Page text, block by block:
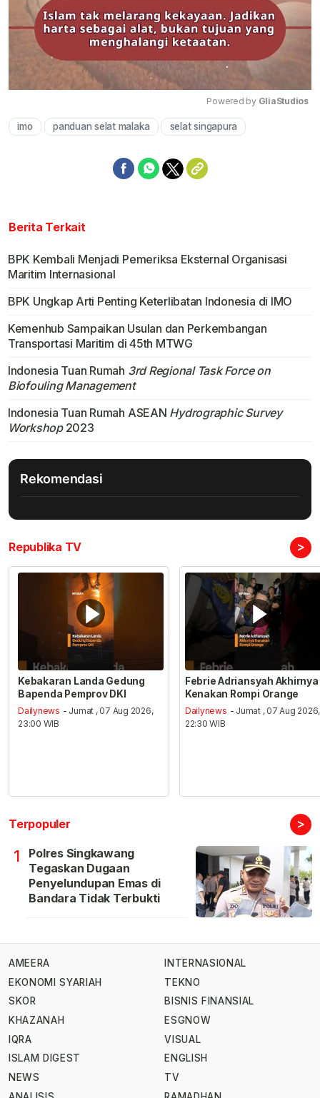
Powered by GliaStudios
imo panduan selat malaka selat singapura
Berita Terkait
BPK Kembali Menjadi Pemeriksa Eksternal Organisasi
Maritim Internasional
BPK Ungkap Arti Penting Keterlibatan Indonesia di IMO
Kemenhub Sampaikan Usulan dan Perkembangan
Transportasi Maritim di 45th MTWG
Indonesia Tuan Rumah 3rd Regional Task Force on
Biofouling Management
Indonesia Tuan Rumah ASEAN Hydrographic Survey
Workshop 2023
Rekomendasi
Republika TV >
Kebakaran Landa Gedung
Bapenda Pemprov DKI
Dailynews - Jumat , 07 Aug 2026,
23:00 WIB
Febrie Adriansyah Akhirnya
Kenakan Rompi Orange
Dailynews - Jumat , 07 Aug 2026,
22:30 WIB
Terpopuler >
1
Polres Singkawang
Tegaskan Dugaan
Penyelundupan Emas di
Bandara Tidak Terbukti
AMEERA
EKONOMI SYARIAH
SKOR
KHAZANAH
IQRA
ISLAM DIGEST
NEWS
INTERNASIONAL
TEKNO
BISNIS FINANSIAL
ESGNOW
VISUAL
ENGLISH
TV